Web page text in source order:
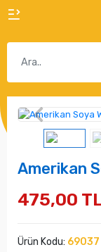
Amerikan
475,00
Ürün Kodu: 69037